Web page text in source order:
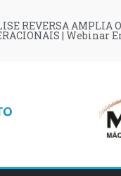
REVERSA AMPLIA
| Webinar